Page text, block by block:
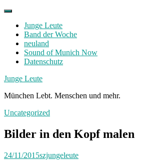
Skip
contentJunge Leute
Band der Woche
neuland
Sound of Munich Now
Datenschutz
Facebook
Twitter
Instagram
Junge Leute
München Lebt. Menschen und mehr.
Uncategorized
Bilder in den Kopf malen
24/11/2015szjungeleute